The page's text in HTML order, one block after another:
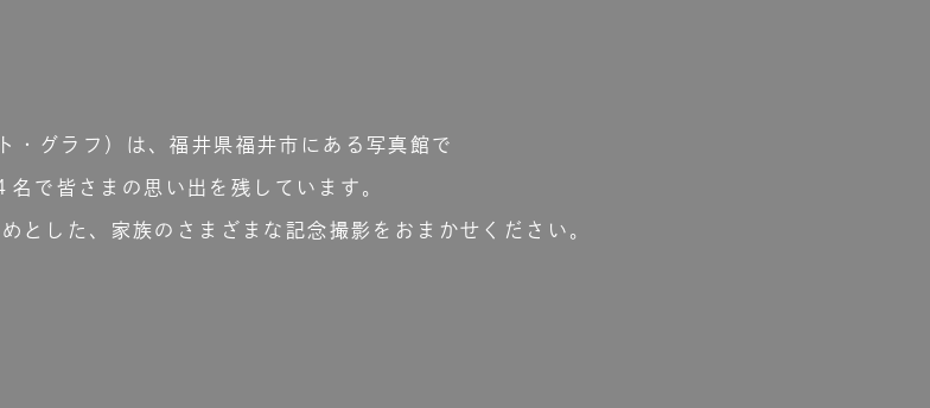
・グラフ）は、福井県福井市にある写真館で
名で皆さまの思い出を残しています。
とした、家族のさまざまな記念撮影をおまかせください。